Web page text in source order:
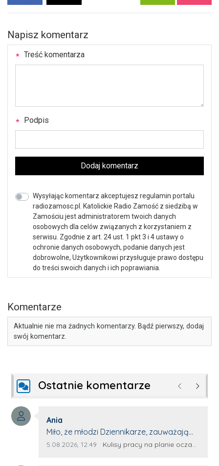
Napisz komentarz
Treść komentarza
Podpis
Dodaj komentarz
Wysyłając komentarz akceptujesz regulamin portalu
radiozamosc.pl. Katolickie Radio Zamość z siedzibą w
Zamościu jest administratorem twoich danych
osobowych dla celów związanych z korzystaniem z
serwisu. Zgodnie z art. 24 ust. 1 pkt 3 i 4 ustawy o
ochronie danych osobowych, podanie danych jest
dobrowolne, Użytkownikowi przysługuje prawo dostępu
do treści swoich danych i ich poprawiania.
Komentarze
Aktualnie nie ma żadnych komentarzy. Bądź pierwszy, dodaj
swój komentarz.
Ostatnie komentarze Poprzednie
Autor komentarza:
Ania
Treść komentarza:
Miło, że młodzi Dziennikarze, zauważają
młode talenty, które dopiero wkraczają
Data dodania komentarza:
5.08.2026, 12:49 Źródło komentarza:
Kulisy pracy na planie oczami młodego filmowca